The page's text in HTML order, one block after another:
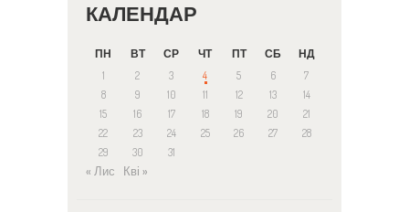
КАЛЕНДАР
ПН ВТ СР ЧТ ПТ СБ
НД
1
2 3 4 5 6
7
8
9 10 11 12 13
14
15
16 17 18 19 20
21
22
23 24 25 26 27
28
29
30 31
« Лис Кві »